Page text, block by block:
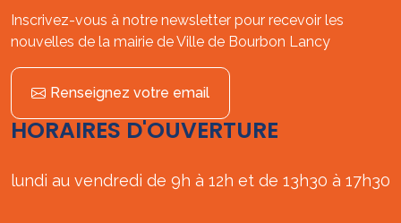
Inscrivez-vous à notre newsletter pour recevoir les
nouvelles de la mairie de Ville de Bourbon Lancy
Renseignez votre email
HORAIRES D'OUVERTURE
lundi au vendredi de 9h à 12h et de 13h30 à 17h30